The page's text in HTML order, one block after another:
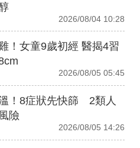
2026/08/04 10:28
！女童9歲初經 醫揭4習
2026/08/05 05:45
！8症狀先快篩 2類人
險
2026/08/05 14:26